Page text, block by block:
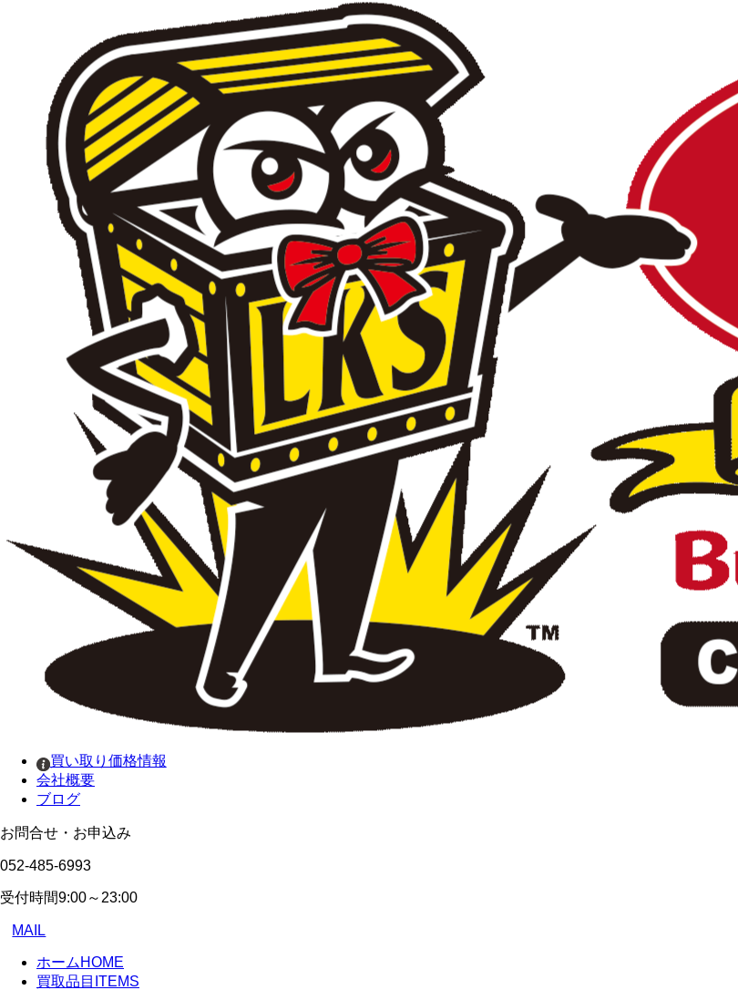
買い取り価格情報
会社概要
ブログ
お問合せ・お申込み
052-485-6993
受付時間9:00～23:00
MAIL
ホーム HOME
買取品目 ITEMS